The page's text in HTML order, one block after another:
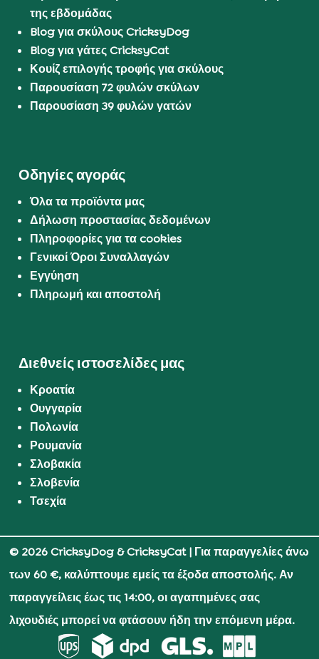
της εβδομάδας
Blog για σκύλους CricksyDog
Blog για γάτες CricksyCat
Κουίζ επιλογής τροφής για σκύλους
Παρουσίαση 72 φυλών σκύλων
Παρουσίαση 39 φυλών γατών
Οδηγίες αγοράς
Όλα τα προϊόντα μας
Δήλωση προστασίας δεδομένων
Πληροφορίες για τα cookies
Γενικοί Όροι Συναλλαγών
Εγγύηση
Πληρωμή και αποστολή
Διεθνείς ιστοσελίδες μας
Κροατία
Ουγγαρία
Πολωνία
Ρουμανία
Σλοβακία
Σλοβενία
Τσεχία
© 2026 CricksyDog & CricksyCat| Για παραγγελίες άνω
των 60 €, καλύπτουμε εμείς τα έξοδα αποστολής. Αν
παραγγείλεις έως τις 14:00, οι αγαπημένες σας
λιχουδιές μπορεί να φτάσουν ήδη την επόμενη μέρα.